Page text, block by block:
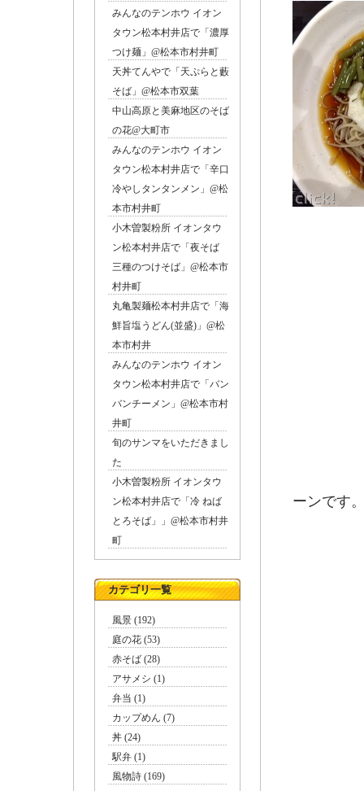
みんなのテンホウ イオン
タウン松本村井店で「濃厚
つけ麺」@松本市村井町
天丼てんやで「天ぷらと藪
そば」@松本市双葉
中山高原と美麻地区のそば
の花@大町市
みんなのテンホウ イオン
タウン松本村井店で「辛口
冷やしタンタンメン」@松
本市村井町
小木曽製粉所 イオンタウ
ン松本村井店で「夜そば
三種のつけそば」@松本市
村井町
丸亀製麺松本村井店で「海
鮮旨塩うどん(並盛)」@松
本市村井
みんなのテンホウ イオン
タウン松本村井店で「バン
バンチーメン」@松本市村
井町
旬のサンマをいただきまし
た
小木曽製粉所 イオンタウ
ン松本村井店で「冷 ねば
とろそば」」@松本市村井
町
カテゴリ一覧
風景 (192)
庭の花 (53)
赤そば (28)
アサメシ (1)
弁当 (1)
カップめん (7)
丼 (24)
駅弁 (1)
風物詩 (169)
ーンです